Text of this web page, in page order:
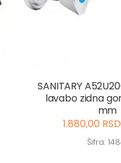
SANITARY
lavabo zidna
mm
1.880,00
Šifra: